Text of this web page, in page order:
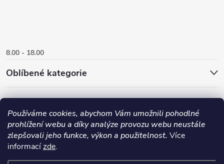
Používáme cookies, abychom Vám umožnili pohodlné
prohlížení webu a díky analýze provozu webu neustále
zlepšovali jeho funkce, výkon a použitelnost. Více
informacízde.
8.00 - 18.00
Oblíbené kategorie